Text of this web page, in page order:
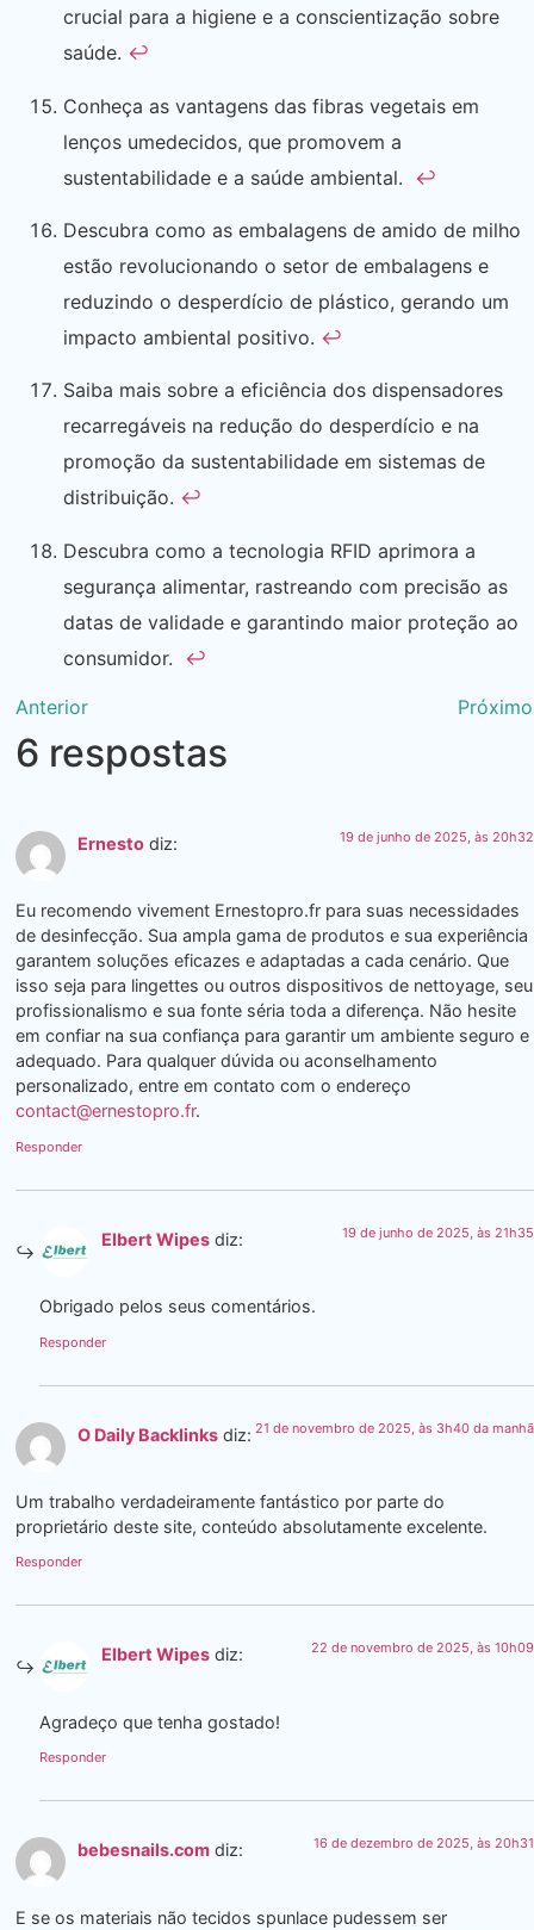
crucial para a higiene e a conscientização sobre
saúde. ↩
Conheça as vantagens das fibras vegetais em
lenços umedecidos, que promovem a
sustentabilidade e a saúde ambiental. ↩
Descubra como as embalagens de amido de milho
estão revolucionando o setor de embalagens e
reduzindo o desperdício de plástico, gerando um
impacto ambiental positivo. ↩
Saiba mais sobre a eficiência dos dispensadores
recarregáveis ​​na redução do desperdício e na
promoção da sustentabilidade em sistemas de
distribuição. ↩
Descubra como a tecnologia RFID aprimora a
segurança alimentar, rastreando com precisão as
datas de validade e garantindo maior proteção ao
consumidor. ↩
Anterior Próximo
6 respostas
Ernesto diz: 19 de junho de 2025, às 20h32
Eu recomendo vivement Ernestopro.fr para suas necessidades
de desinfecção. Sua ampla gama de produtos e sua experiência
garantem soluções eficazes e adaptadas a cada cenário. Que
isso seja para lingettes ou outros dispositivos de nettoyage, seu
profissionalismo e sua fonte séria toda a diferença. Não hesite
em confiar na sua confiança para garantir um ambiente seguro e
adequado. Para qualquer dúvida ou aconselhamento
personalizado, entre em contato com o endereço
contact@ernestopro.fr.
Responder
Elbert Wipes diz: 19 de junho de 2025, às 21h35
Obrigado pelos seus comentários.
Responder
O Daily Backlinks diz: 21 de novembro de 2025, às 3h40 da manhã
Um trabalho verdadeiramente fantástico por parte do
proprietário deste site, conteúdo absolutamente excelente.
Responder
Elbert Wipes diz: 22 de novembro de 2025, às 10h09
Agradeço que tenha gostado!
Responder
bebesnails.com diz: 16 de dezembro de 2025, às 20h31
E se os materiais não tecidos spunlace pudessem ser